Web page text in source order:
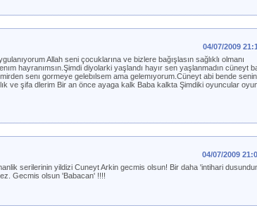
04/07/2009
Allah seni çocuklarına ve bizlere bağışlasın sağlıklı olmanı
hayranımsın.Şimdi diyolarki yaşlandı hayır sen yaşlanmadın cüneyt
senı gormeye gelebılsem ama gelemıyorum.Cüneyt abi bende senin
ve şifa dlerim Bir an önce ayaga kalk Baba kalkta Şimdiki oyuncular
04/07/2009
serilerinin yildizi Cuneyt Arkin gecmis olsun! Bir daha 'intihari
Gecmis olsun 'Babacan' !!!!